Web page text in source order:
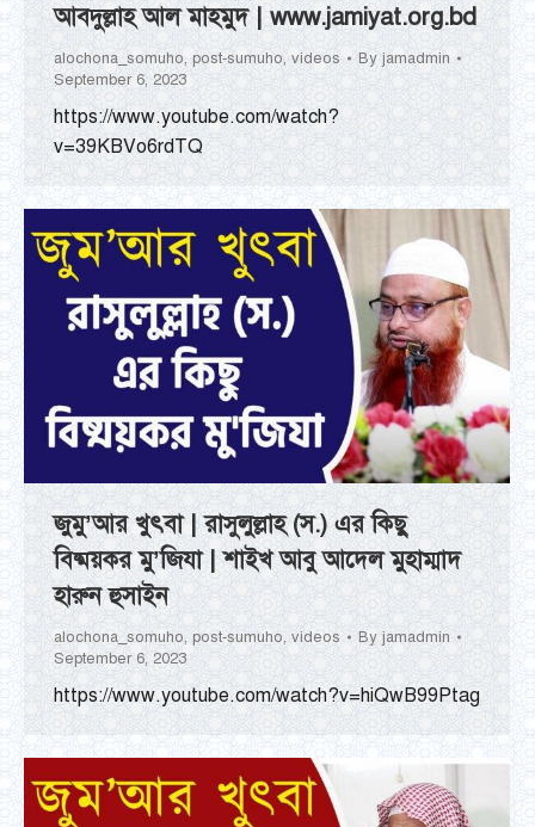
আবদুল্লাহ আল মাহমুদ | www.jamiyat.org.bd
alochona_somuho, post-sumuho, videos By jamadmin
September 6, 2023
https://www.youtube.com/watch?
v=39KBVo6rdTQ
জুমু’আর খুৎবা | রাসুলুল্লাহ (স.) এর কিছু
বিষ্ময়কর মু’জিযা | শাইখ আবু আদেল মুহাম্মাদ
হারুন হুসাইন
alochona_somuho, post-sumuho, videos By jamadmin
September 6, 2023
https://www.youtube.com/watch?v=hiQwB99Ptag